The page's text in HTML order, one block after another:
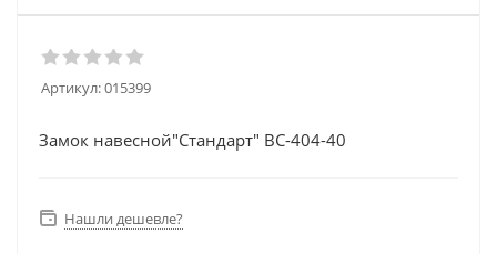
Артикул:015399
Замок навесной"Стандарт" ВС-404-40
Нашли дешевле?